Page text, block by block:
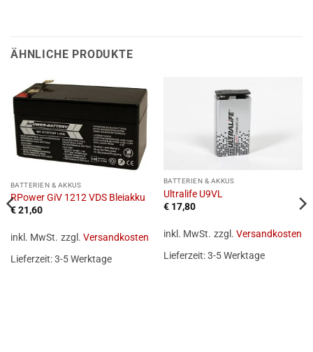
ÄHNLICHE PRODUKTE
BATTERIEN & AKKUS
RPower GiV 1212 VDS Bleiakku
€21,60
inkl. MwSt. zzgl. Versandkosten
Lieferzeit:3-5 Werktage
BATTERIEN & AKKUS
Ultralife U9VL
€17,80
inkl. MwSt. zzgl. Versandkosten
Lieferzeit:3-5 Werktage